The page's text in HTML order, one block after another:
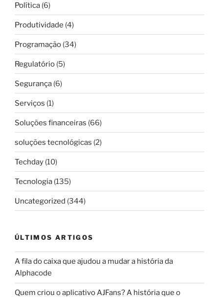
Política (6)
Produtividade (4)
Programação (34)
Regulatório (5)
Segurança (6)
Serviços (1)
Soluções financeiras (66)
soluções tecnológicas (2)
Techday (10)
Tecnologia (135)
Uncategorized (344)
ÚLTIMOS ARTIGOS
A fila do caixa que ajudou a mudar a história da
Alphacode
Quem criou o aplicativo AJFans? A história que o